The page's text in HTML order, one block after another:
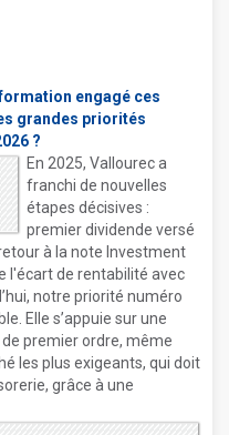
engagé ces
grandes priorités
?
En 2025, Vallourec a
franchi de nouvelles
étapes décisives :
premier dividende versé
à la note Investment
l'écart de rentabilité avec
notre priorité numéro
Elle s’appuie sur une
premier ordre, même
les plus exigeants, qui doit
grâce à une